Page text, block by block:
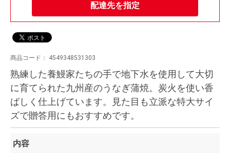
配達先を指定
商品コード： 4549348531303
熟練した養鰻家たちの手で地下水を使用して大切
に育てられた九州産のうなぎ蒲焼。炭火を使い香
ばしく仕上げています。見た目も立派な特大サイ
ズで贈答用にもおすすめです。
内容